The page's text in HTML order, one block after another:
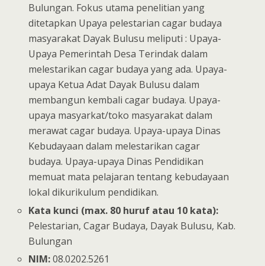
Bulungan. Fokus utama penelitian yang
ditetapkan Upaya pelestarian cagar budaya
masyarakat Dayak Bulusu meliputi : Upaya-
Upaya Pemerintah Desa Terindak dalam
melestarikan cagar budaya yang ada. Upaya-
upaya Ketua Adat Dayak Bulusu dalam
membangun kembali cagar budaya. Upaya-
upaya masyarkat/toko masyarakat dalam
merawat cagar budaya. Upaya-upaya Dinas
Kebudayaan dalam melestarikan cagar
budaya. Upaya-upaya Dinas Pendidikan
memuat mata pelajaran tentang kebudayaan
lokal dikurikulum pendidikan.
Kata kunci (max. 80 huruf atau 10 kata):
Pelestarian, Cagar Budaya, Dayak Bulusu, Kab.
Bulungan
NIM:08.0202.5261